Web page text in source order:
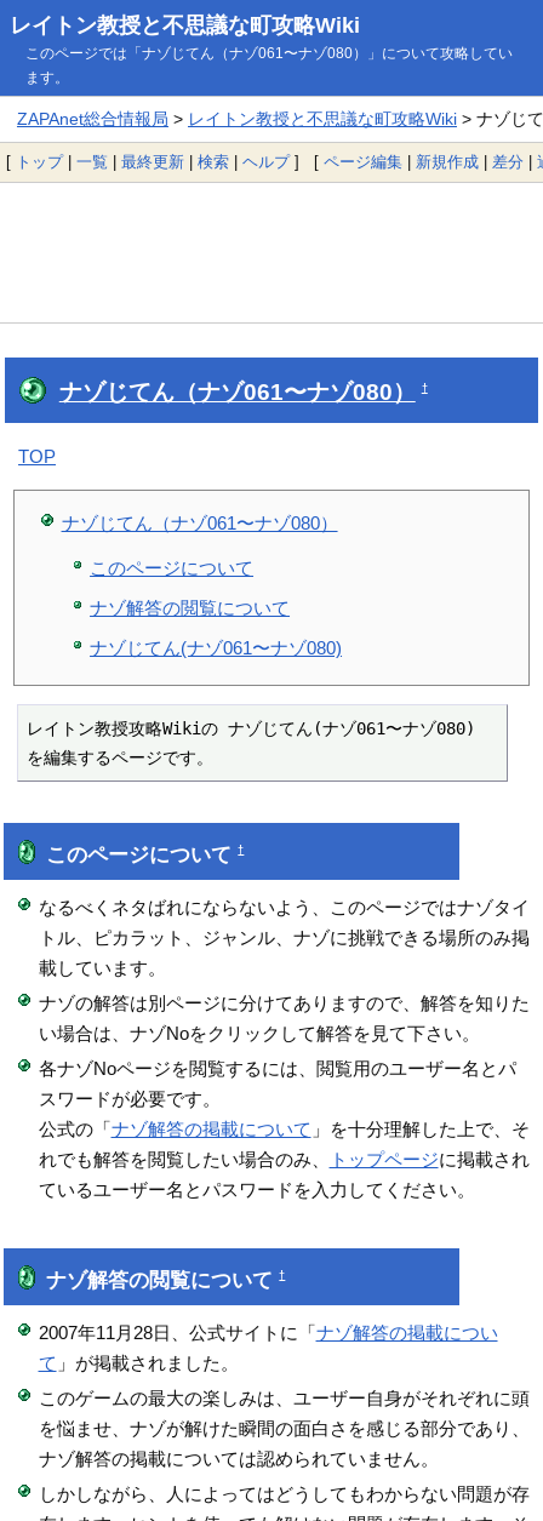
レイトン教授と不思議な町攻略Wiki
このページでは「ナゾじてん（ナゾ061〜ナゾ080）」について攻略してい
ます。
ZAPAnet総合情報局 > レイトン教授と不思議な町攻略Wiki> ナゾじ
[ トップ| 一覧 | 最終更新 | 検索 | ヘルプ] [ ページ編集 | 新規作成 | 差分 |
ナゾじてん（ナゾ061〜ナゾ080） †
TOP
ナゾじてん（ナゾ061〜ナゾ080）
このページについて
ナゾ解答の閲覧について
ナゾじてん(ナゾ061〜ナゾ080)
レイトン教授攻略Wikiの ナゾじてん(ナゾ061〜ナゾ080)
を編集するページです。
このページについて†
なるべくネタばれにならないよう、このページではナゾタイ
トル、ピカラット、ジャンル、ナゾに挑戦できる場所のみ掲
載しています。
ナゾの解答は別ページに分けてありますので、解答を知りた
い場合は、ナゾNoをクリックして解答を見て下さい。
各ナゾNoページを閲覧するには、閲覧用のユーザー名とパ
スワードが必要です。
公式の「ナゾ解答の掲載について 」を十分理解した上で、そ
れでも解答を閲覧したい場合のみ、
トップページに掲載され
ているユーザー名とパスワードを入力してください。
ナゾ解答の閲覧について†
2007年11月28日、公式サイトに「ナゾ解答の掲載につい
て 」が掲載されました。
このゲームの最大の楽しみは、ユーザー自身がそれぞれに頭
を悩ませ、ナゾが解けた瞬間の面白さを感じる部分であり、
ナゾ解答の掲載については認められていません。
しかしながら、人によってはどうしてもわからない問題が存